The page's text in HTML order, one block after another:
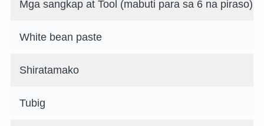
Mga sangkap at Tool (mabuti para sa 6 na piraso)
White bean paste
Shiratamako
Tubig